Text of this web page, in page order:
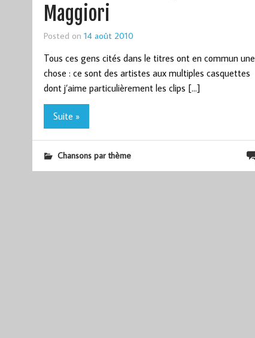
Maggiori
Posted on 14 août 2010
Tous ces gens cités dans le titres ont en commun une
chose : ce sont des artistes aux multiples casquettes
dont j’aime particulièrement les clips […]
Suite »
Chansons par thème